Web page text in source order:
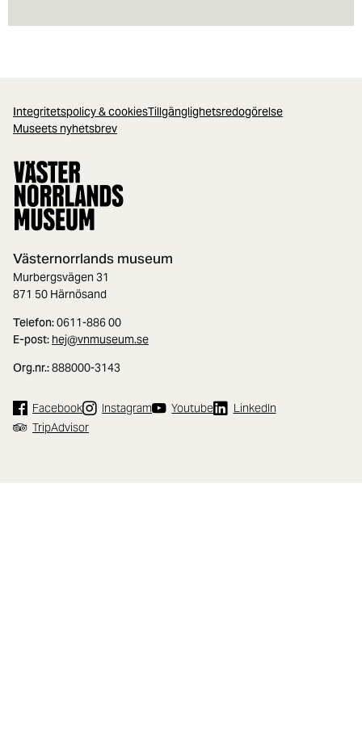
Integritetspolicy & cookiesTillgänglighetsredogörelse
Museets nyhetsbrev
Västernorrlands museum
Murbergsvägen 31
871 50 Härnösand
Telefon:0611-886 00
E-post: hej@vnmuseum.se
Org.nr.:888000-3143
Facebook Instagram Youtube
LinkedIn
TripAdvisor